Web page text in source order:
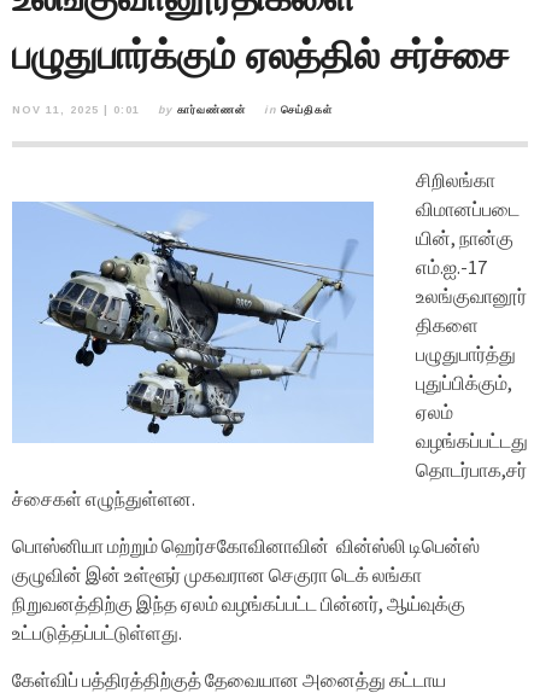
பழுதுபார்க்கும் ஏலத்தில் சர்ச்சை
NOV 11, 2025 | 0:01 by கார்வண்ணன் in செய்திகள்
சிறிலங்கா
விமானப்படை
யின், நான்கு
எம்.ஐ.-17
உலங்குவானூர்
திகளை
பழுதுபார்த்து
புதுப்பிக்கும்,
ஏலம்
வழங்கப்பட்டது
தொடர்பாக,சர்
ச்சைகள் எழுந்துள்ளன.
பொஸ்னியா மற்றும் ஹெர்சகோவினாவின் வின்ஸ்லி டிபென்ஸ்
குழுவின் இன் உள்ளூர் முகவரான செகுரா டெக் லங்கா
நிறுவனத்திற்கு இந்த ஏலம் வழங்கப்பட்ட பின்னர், ஆய்வுக்கு
உட்படுத்தப்பட்டுள்ளது.
கேள்விப் பத்திரத்திற்குத் தேவையான அனைத்து கட்டாய